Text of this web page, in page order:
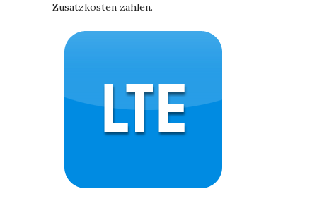
Zusatzkosten zahlen.